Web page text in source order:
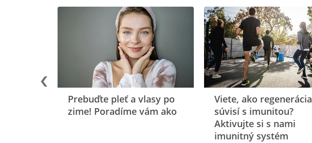
Prebuďte pleť a vlasy po
zime! Poradíme vám ako
Viete, ako regenerácia
súvisí s imunitou?
Aktivujte si s nami
imunitný systém